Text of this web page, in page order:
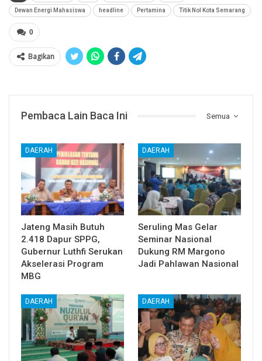
Dewan Energi Mahasiswa headline Pertamina Titik Nol Kota Semarang
0
Bagikan
Semua
Pembaca Lain Baca Ini
DAERAH
Jateng Masih Butuh
2.418 Dapur SPPG,
Gubernur Luthfi Serukan
Akselerasi Program
MBG
DAERAH
Seruling Mas Gelar
Seminar Nasional
Dukung RM Margono
Jadi Pahlawan Nasional
DAERAH DAERAH